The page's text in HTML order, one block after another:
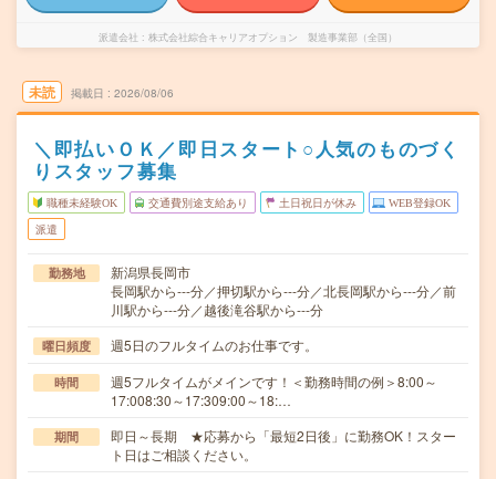
派遣会社 株式会社綜合キャリアオプション 製造事業部（全国）
未読 掲載日 2026/08/06
＼即払いＯＫ／即日スタート○人気のものづく
りスタッフ募集
職種未経験OK 交通費別途支給あり 土日祝日が休み WEB登録OK
派遣
勤務地
新潟県長岡市
長岡駅から---分／押切駅から---分／北長岡駅から---分／前
川駅から---分／越後滝谷駅から---分
曜日頻度 週5日のフルタイムのお仕事です。
時間
週5フルタイムがメインです！＜勤務時間の例＞8:00～
17:008:30～17:309:00～18:…
期間
即日～長期 ★応募から「最短2日後」に勤務OK！スター
ト日はご相談ください。